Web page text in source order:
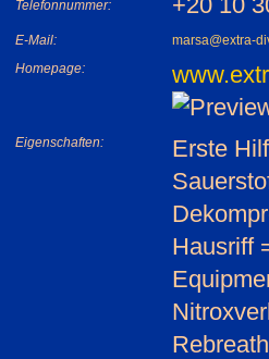
Telefonnummer:
E-Mail:
marsa@extra-
Homepage:
Eigenschaften:
Erste
Hausriff